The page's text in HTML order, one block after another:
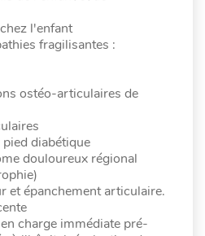
l'enfant
fragilisantes :
ostéo-articulaires de
diabétique
douloureux régional
et épanchement articulaire.
charge immédiate pré-